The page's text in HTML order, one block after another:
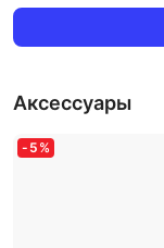
Аксессуары
- 5 %